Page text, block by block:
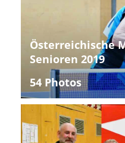
Österreichische
Senioren 2019
54 Photos